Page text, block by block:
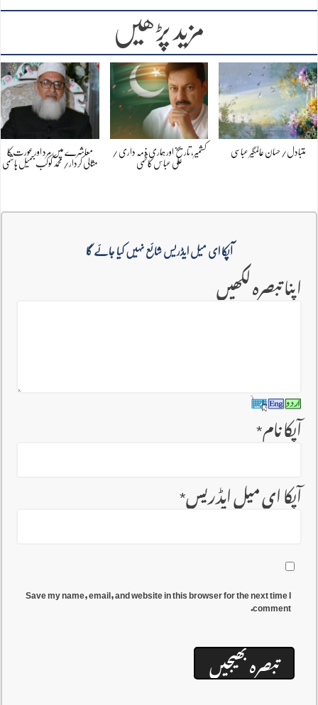
مزید پڑھیں
متبادل/ حسان عالمگیر عباسی
کشمیر، تاریخ اور ہماری ذمہ داری /
علی عباس کاظمی
معاشرے میں مرد اور عورت کا
مثالی کردار/ محمد کوکب جمیل ہاشمی
آپکا ای میل ایڈریس شائع نہیں کیا جائے گا
اپنا تبصرہ لکھیں
آپکا نام*
آپکا ای میل ایڈریس*
Save my name, email, and website in this browser for the next time I
comment.